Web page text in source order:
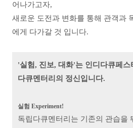
어나가고자,
새로운 도전과 변화를 통해 관객과
에게 다가갈 것 입니다.
'실험, 진보, 대화'는 인디다큐페스
다큐멘터리의 정신입니다.
실험 Experiment!
독립다큐멘터리는 기존의 관습을